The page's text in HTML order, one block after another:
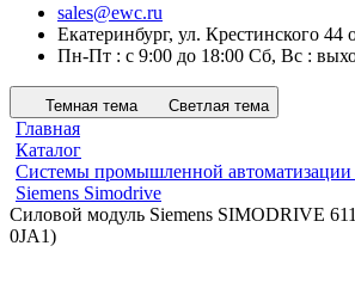
sales@ewc.ru
Екатеринбург, ул. Крестинского 44
Пн-Пт : с 9:00 до 18:00 Сб, Вс :
Темная тема Светлая тема
Главная
Каталог
Системы промышленной
Siemens Simodrive
Силовой модуль Siemens SIMODRIVE
0JA1)